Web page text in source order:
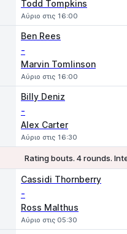
Todd Tompkins
Αύριο στις 16:00
Ben Rees
-
Marvin Tomlinson
Αύριο στις 16:00
Billy Deniz
-
Alex Carter
Αύριο στις 16:30
Rating bouts. 4 rounds.
Cassidi Thornberry
-
Ross Malthus
Αύριο στις 05:30